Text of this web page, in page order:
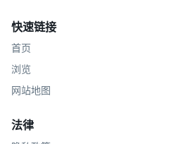
快速链接
首页
浏览
网站地图
法律